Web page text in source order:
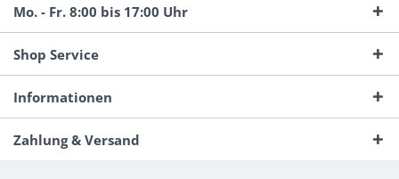
Mo. - Fr. 8:00 bis 17:00 Uhr
Shop Service
Informationen
Zahlung & Versand